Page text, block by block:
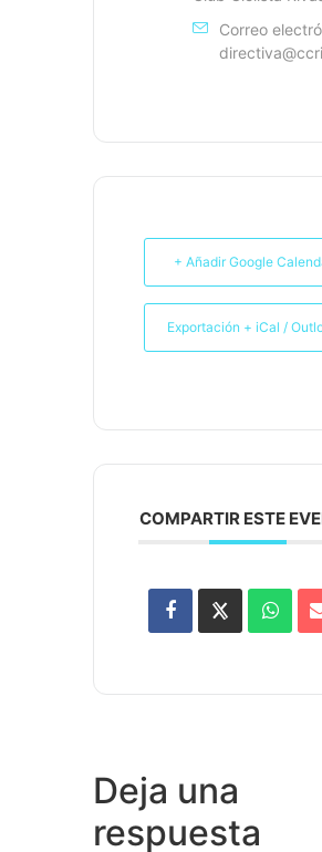
Correo
+ Añadir Google
Exportación + iCal /
COMPARTIR ESTE
Deja una
respuesta